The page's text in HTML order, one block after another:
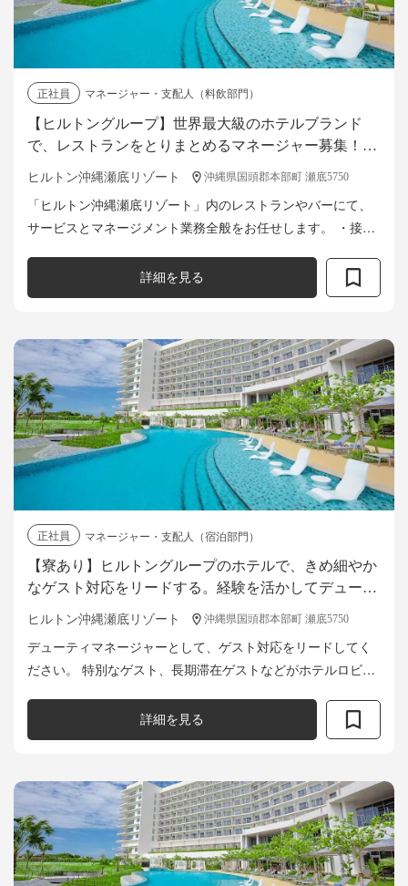
正社員
マネージャー・支配人（料飲部門）
【ヒルトングループ】世界最大級のホテルブランド
で、レストランをとりまとめるマネージャー募集！お
もてなしで、人の心に忘れられない思い出を創りませ
ヒルトン沖縄瀬底リゾート 沖縄県国頭郡本部町 瀬底5750
「ヒルトン沖縄瀬底リゾート」内のレストランやバーにて、
サービスとマネージメント業務全般をお任せします。 ・接客
説明、会計業務など） ・レス...
詳細を見る
正社員
マネージャー・支配人（宿泊部門）
【寮あり】ヒルトングループのホテルで、きめ細やか
なゲスト対応をリードする。経験を活かしてデューテ
ィマネージャーとして活躍を！
ヒルトン沖縄瀬底リゾート 沖縄県国頭郡本部町 瀬底5750
デューティマネージャーとして、ゲスト対応をリードしてく
ださい。 特別なゲスト、長期滞在ゲストなどがホテルロビー
かなケアをお願いします。 ...
詳細を見る